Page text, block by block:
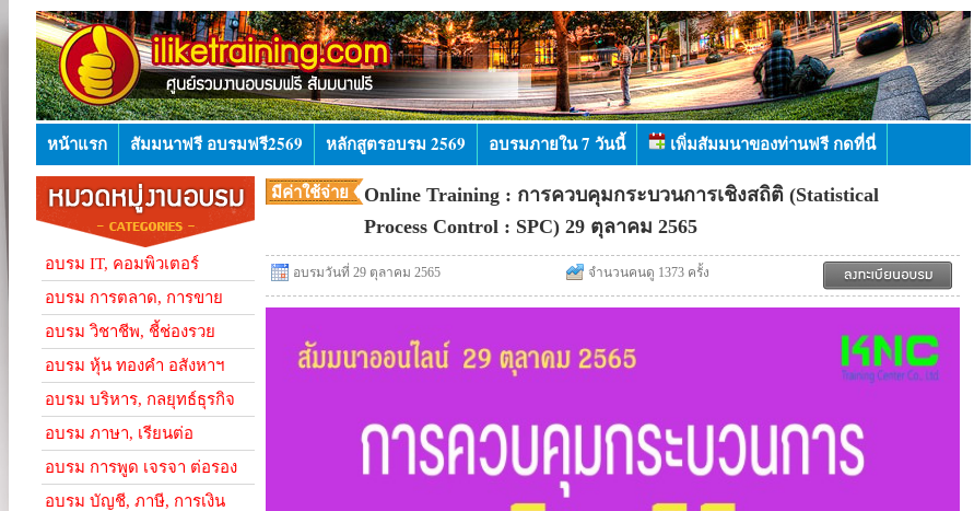
หน้าแรก สัมมนาฟรี อบรมฟรี2569 หลักสูตรอบรม 2569 อบรมภายใน 7 วันนี้ เพิ่มสัมมนาของท่านฟรี กดที่นี่
อบรม IT, คอมพิวเตอร์
อบรม การตลาด, การขาย
อบรม วิชาชีพ, ชี้ช่องรวย
อบรม หุ้น ทองคำ อสังหาฯ
อบรม บริหาร, กลยุทธ์ธุรกิจ
อบรม ภาษา, เรียนต่อ
อบรม การพูด เจรจา ต่อรอง
อบรม บัญชี, ภาษี, การเงิน
มีค่าใช้จ่าย
Online Training : การควบคุมกระบวนการเชิงสถิติ (Statistical
Process Control : SPC) 29 ตุลาคม 2565
อบรมวันที่ 29 ตุลาคม 2565 จำนวนคนดู 1373 ครั้ง